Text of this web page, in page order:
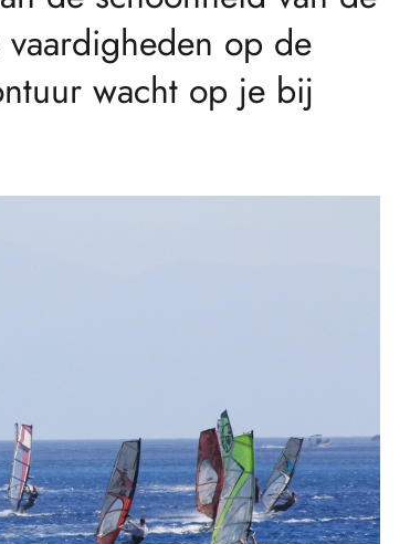
vaardigheden op de
wacht op je bij